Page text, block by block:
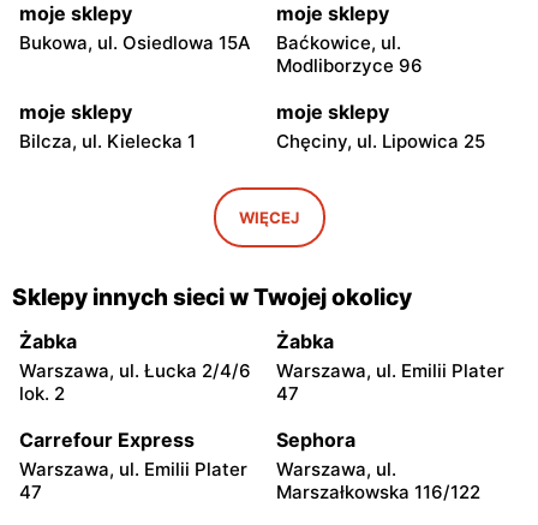
moje sklepy
Bukowa, ul. Osiedlowa 15A
moje sklepy
Baćkowice, ul.
Modliborzyce 96
moje sklepy
Bilcza, ul. Kielecka 1
moje sklepy
Chęciny, ul. Lipowica 25
Iwaniska, ul. Ujazdowska 5
moje sklepy
Bogoria, ul. Rynek 30
Gorzyce, ul. Szkolna 44 Grębów, ul. Wydrza 180
moje sklepy
Jadachy, ul. Jadachy 111
moje sklepy
Jeżowe, ul. Zalesie 77
Kazimierza Wielka, ul.
Kolejowa 15
Kamień, ul. Błonie 23
WIĘCEJ
Sklepy innych sieci w Twojej okolicy
Żabka
Warszawa, ul. Łucka 2/4/6
lok. 2
Żabka
Warszawa, ul. Emilii Plater
47
Carrefour Express
Warszawa, ul. Emilii Plater
47
Sephora
Warszawa, ul.
Marszałkowska 116/122